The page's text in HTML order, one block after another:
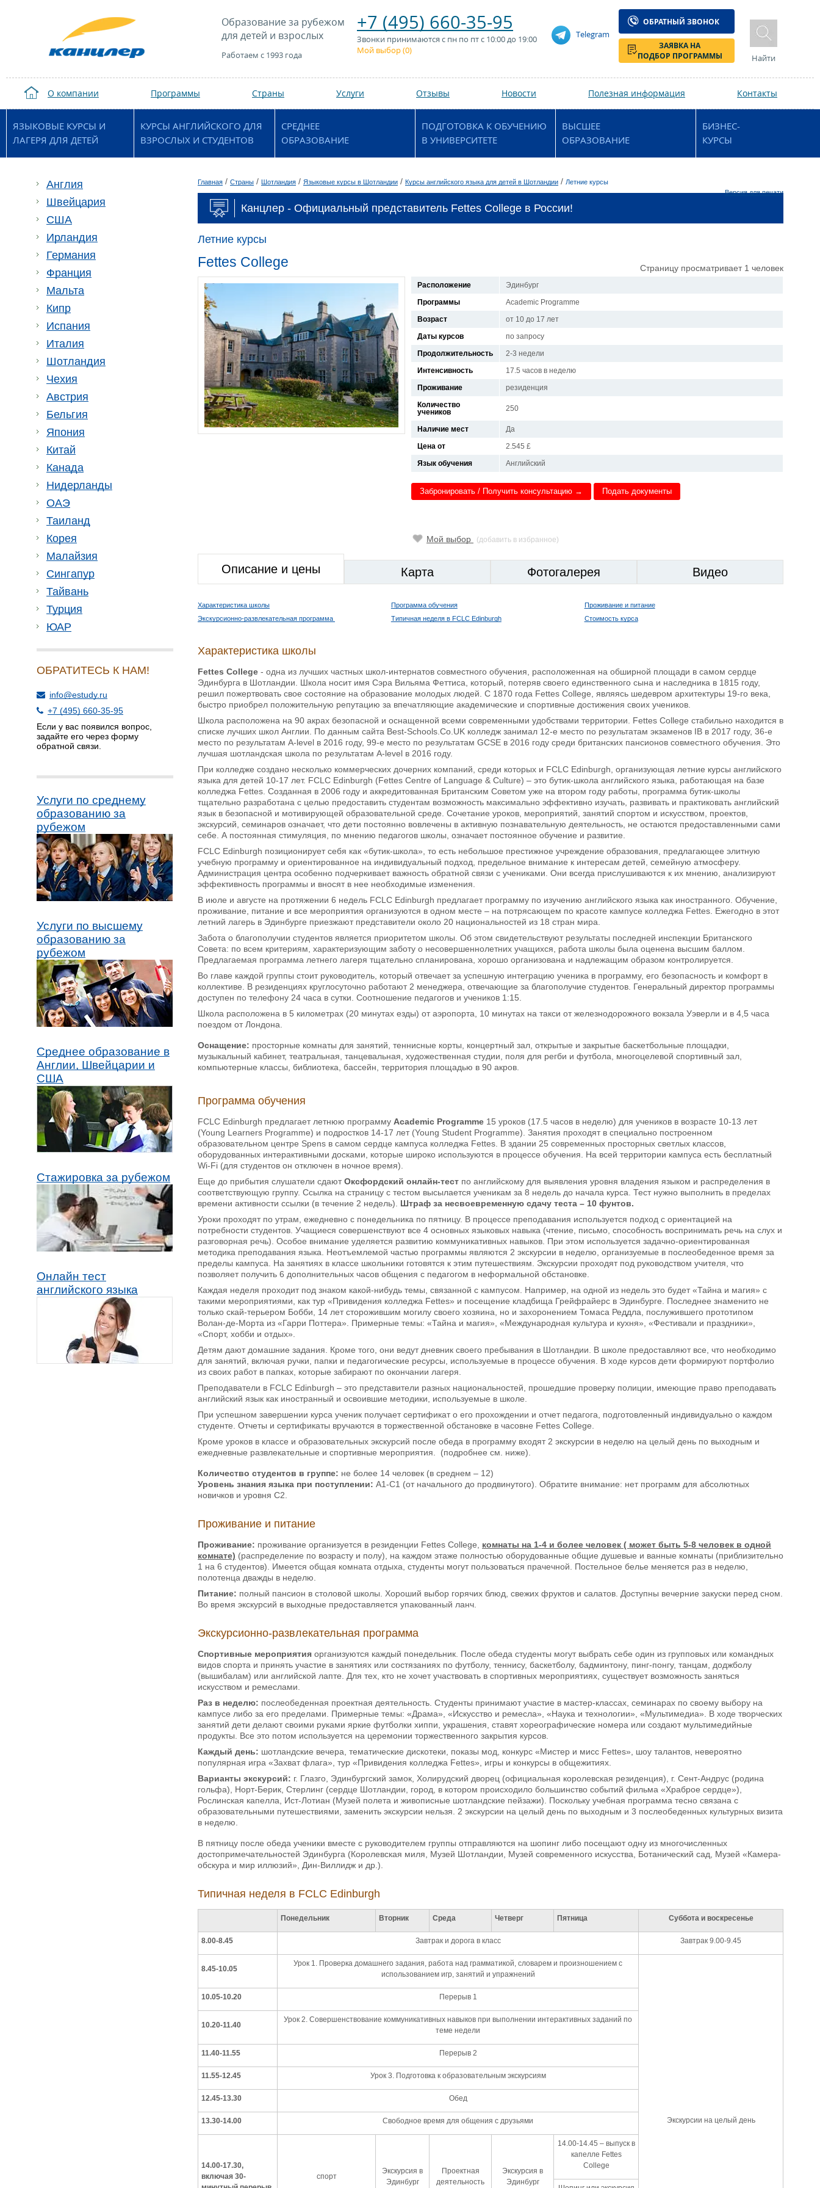
Образование за рубежом
для детей и взрослых
Работаем с 1993 года
+7 (495) 660-35-95
Звонки принимаются с пн по пт с 10:00 до 19:00
Мой выбор (0)
Telegram
ОБРАТНЫЙ ЗВОНОК
ЗАЯВКА НА
ПОДБОР ПРОГРАММЫ
Найти
О компании Программы Страны Услуги Отзывы Новости Полезная информация Контакты
ЯЗЫКОВЫЕ КУРСЫ И
ЛАГЕРЯ ДЛЯ ДЕТЕЙ
КУРСЫ АНГЛИЙСКОГО ДЛЯ
ВЗРОСЛЫХ И СТУДЕНТОВ
СРЕДНЕЕ
ОБРАЗОВАНИЕ
ПОДГОТОВКА К ОБУЧЕНИЮ
В УНИВЕРСИТЕТЕ
ВЫСШЕЕ
ОБРАЗОВАНИЕ
БИЗНЕС-
КУРСЫ
Англия
Швейцария
США
Ирландия
Германия
Франция
Мальта
Кипр
Испания
Италия
Шотландия
Чехия
Австрия
Бельгия
Япония
Китай
Канада
Нидерланды
ОАЭ
Таиланд
Корея
Малайзия
Сингапур
Тайвань
Турция
ЮАР
ОБРАТИТЕСЬ К НАМ!
info@estudy.ru
+7 (495) 660-35-95
Если у вас появился вопрос,
задайте его через форму
обратной связи.
Услуги по среднему
образованию за
рубежом
Услуги по высшему
образованию за
рубежом
Среднее образование в
Англии, Швейцарии и
США
Стажировка за рубежом
Онлайн тест
английского языка
Главная / Страны / Шотландия / Языковые курсы в Шотландии / Курсы английского языка для детей в Шотландии / Летние курсы
Версия для печати
Канцлер - Официальный представитель Fettes College в России!
Летние курсы
Fettes College Страницу просматривает 1 человек
Расположение
Эдинбург
Программы
Academic Programme
Возраст
от 10 до 17 лет
Даты курсов
по запросу
Продолжительность
2-3 недели
Интенсивность
17.5 часов в неделю
Проживание
резиденция
Количество
учеников
250
Наличие мест
Да
Цена от
2.545 £
Язык обучения
Английский
Забронировать / Получить консультацию → Подать документы
Мой выбор (добавить в избранное)
Описание и цены Карта Фотогалерея Видео
Характеристика школы Программа обучения
Проживание и питание
Экскурсионно-развлекательная программа
Типичная неделя в FCLC Edinburgh Стоимость курса
Характеристика школы
Fettes College - одна из лучших частных школ-интернатов совместного обучения, расположенная на обширной площади в самом сердце
Эдинбурга в Шотландии. Школа носит имя Сэра Вильяма Феттиса, который, потеряв своего единственного сына и наследника в 1815 году,
решил пожертвовать свое состояние на образование молодых людей. С 1870 года Fettes College, являясь шедевром архитектуры 19-го века,
быстро приобрел положительную репутацию за впечатляющие академические и спортивные достижения своих учеников.
Школа расположена на 90 акрах безопасной и оснащенной всеми современными удобствами территории. Fettes College стабильно находится в
списке лучших школ Англии. По данным сайта Best-Schools.Co.UK колледж занимал 12-е место по результатам экзаменов IB в 2017 году, 36-е
место по результатам A-level в 2016 году, 99-е место по результатам GCSE в 2016 году среди британских пансионов совместного обучения. Это
лучшая шотландская школа по результатам A-level в 2016 году.
При колледже создано несколько коммерческих дочерних компаний, среди которых и FCLC Edinburgh, организующая летние курсы английского
языка для детей 10-17 лет. FCLC Edinburgh (Fettes Centre of Language & Culture) – это бутик-школа английского языка, работающая на базе
колледжа Fettes. Созданная в 2006 году и аккредитованная Британским Советом уже на втором году работы, программа бутик-школы
тщательно разработана с целью предоставить студентам возможность максимально эффективно изучать, развивать и практиковать английский
язык в безопасной и мотивирующей образовательной среде. Сочетание уроков, мероприятий, занятий спортом и искусством, проектов,
экскурсий, семинаров означает, что дети постоянно вовлечены в активную познавательную деятельность, не остаются предоставленными сами
себе. А постоянная стимуляция, по мнению педагогов школы, означает постоянное обучение и развитие.
FCLC Edinburgh позиционирует себя как «бутик-школа», то есть небольшое престижное учреждение образования, предлагающее элитную
учебную программу и ориентированное на индивидуальный подход, предельное внимание к интересам детей, семейную атмосферу.
Администрация центра особенно подчеркивает важность обратной связи с учениками. Они всегда прислушиваются к их мнению, анализируют
эффективность программы и вносят в нее необходимые изменения.
В июле и августе на протяжении 6 недель FCLC Edinburgh предлагает программу по изучению английского языка как иностранного. Обучение,
проживание, питание и все мероприятия организуются в одном месте – на потрясающем по красоте кампусе колледжа Fettes. Ежегодно в этот
летний лагерь в Эдинбурге приезжают представители около 20 национальностей из 18 стран мира.
Забота о благополучии студентов является приоритетом школы. Об этом свидетельствуют результаты последней инспекции Британского
Совета: по всем критериям, характеризующим заботу о несовершеннолетних учащихся, работа школы была оценена высшим баллом.
Предлагаемая программа летнего лагеря тщательно спланирована, хорошо организована и надлежащим образом контролируется.
Во главе каждой группы стоит руководитель, который отвечает за успешную интеграцию ученика в программу, его безопасность и комфорт в
коллективе. В резиденциях круглосуточно работают 2 менеджера, отвечающие за благополучие студентов. Генеральный директор программы
доступен по телефону 24 часа в сутки. Соотношение педагогов и учеников 1:15.
Школа расположена в 5 километрах (20 минутах езды) от аэропорта, 10 минутах на такси от железнодорожного вокзала Уэверли и в 4,5 часа
поездом от Лондона.
Оснащение: просторные комнаты для занятий, теннисные корты, концертный зал, открытые и закрытые баскетбольные площадки,
музыкальный кабинет, театральная, танцевальная, художественная студии, поля для регби и футбола, многоцелевой спортивный зал,
компьютерные классы, библиотека, бассейн, территория площадью в 90 акров.
Программа обучения
FCLC Edinburgh предлагает летнюю программу Academic Programme 15 уроков (17.5 часов в неделю) для учеников в возрасте 10-13 лет
(Young Learners Programme) и подростков 14-17 лет (Young Student Programme). Занятия проходят в специально построенном
образовательном центре Spens в самом сердце кампуса колледжа Fettes. В здании 25 современных просторных светлых классов,
оборудованных интерактивными досками, которые широко используются в процессе обучения. На всей территории кампуса есть бесплатный
Wi-Fi (для студентов он отключен в ночное время).
Еще до прибытия слушатели сдаютОксфордский онлайн-тест по английскому для выявления уровня владения языком и распределения в
соответствующую группу. Ссылка на страницу с тестом высылается ученикам за 8 недель до начала курса. Тест нужно выполнить в пределах
времени активности ссылки (в течение 2 недель). Штраф за несвоевременную сдачу теста – 10 фунтов.
Уроки проходят по утрам, ежедневно с понедельника по пятницу. В процессе преподавания используется подход с ориентацией на
потребности студентов. Учащиеся совершенствуют все 4 основных языковых навыка (чтение, письмо, способность воспринимать речь на слух и
разговорная речь). Особое внимание уделяется развитию коммуникативных навыков. При этом используется задачно-ориентированная
методика преподавания языка. Неотъемлемой частью программы являются 2 экскурсии в неделю, организуемые в послеобеденное время за
пределы кампуса. На занятиях в классе школьники готовятся к этим путешествиям. Экскурсии проходят под руководством учителя, что
позволяет получить 6 дополнительных часов общения с педагогом в неформальной обстановке.
Каждая неделя проходит под знаком какой-нибудь темы, связанной с кампусом. Например, на одной из недель это будет «Тайна и магия» с
такими мероприятиями, как тур «Привидения колледжа Fettes» и посещение кладбища Грейфрайерс в Эдинбурге. Последнее знаменито не
только скай-терьером Бобби, 14 лет сторожившим могилу своего хозяина, но и захоронением Томаса Реддла, послужившего прототипом
Волан-де-Морта из «Гарри Поттера». Примерные темы: «Тайна и магия», «Международная культура и кухня», «Фестивали и праздники»,
«Спорт, хобби и отдых».
Детям дают домашние задания. Кроме того, они ведут дневник своего пребывания в Шотландии. В школе предоставляют все, что необходимо
для занятий, включая ручки, папки и педагогические ресурсы, используемые в процессе обучения. В ходе курсов дети формируют портфолио
из своих работ в папках, которые забирают по окончании лагеря.
Преподаватели в FCLC Edinburgh – это представители разных национальностей, прошедшие проверку полиции, имеющие право преподавать
английский язык как иностранный и освоившие методики, используемые в школе.
При успешном завершении курса ученик получает сертификат о его прохождении и отчет педагога, подготовленный индивидуально о каждом
студенте. Отчеты и сертификаты вручаются в торжественной обстановке в часовне Fettes College.
Кроме уроков в классе и образовательных экскурсий после обеда в программу входят 2 экскурсии в неделю на целый день по выходным и
ежедневные развлекательные и спортивные мероприятия. (подробнее см. ниже).
Количество студентов в группе: не более 14 человек (в среднем – 12)
Уровень знания языка при поступлении: А1-С1 (от начального до продвинутого). Обратите внимание: нет программ для абсолютных
новичков и уровня С2.
Проживание и питание
Проживание: проживание организуется в резиденции Fettes College, комнаты на 1-4 и более человек ( может быть 5-8 человек в одной
комнате) (распределение по возрасту и полу), на каждом этаже полностью оборудованные общие душевые и ванные комнаты (приблизительно
1 на 6 студентов). Имеется общая комната отдыха, студенты могут пользоваться прачечной. Постельное белье меняется раз в неделю,
полотенца дважды в неделю.
Питание: полный пансион в столовой школы. Хороший выбор горячих блюд, свежих фруктов и салатов. Доступны вечерние закуски перед сном.
Во время экскурсий в выходные предоставляется упакованный ланч.
Экскурсионно-развлекательная программа
Спортивные мероприятия организуются каждый понедельник. После обеда студенты могут выбрать себе один из групповых или командных
видов спорта и принять участие в занятиях или состязаниях по футболу, теннису, баскетболу, бадминтону, пинг-понгу, танцам, доджболу
(вышибалам) или английской лапте. Для тех, кто не хочет участвовать в спортивных мероприятиях, существует возможность заняться
искусством и ремеслами.
Раз в неделю: послеобеденная проектная деятельность. Студенты принимают участие в мастер-классах, семинарах по своему выбору на
кампусе либо за его пределами. Примерные темы: «Драма», «Искусство и ремесла», «Наука и технологии», «Мультимедиа». В ходе творческих
занятий дети делают своими руками яркие футболки хиппи, украшения, ставят хореографические номера или создают мультимедийные
продукты. Все это потом используется на церемонии торжественного закрытия курсов.
Каждый день: шотландские вечера, тематические дискотеки, показы мод, конкурс «Мистер и мисс Fettes», шоу талантов, невероятно
популярная игра «Захват флага», тур «Привидения колледжа Fettes», игры и конкурсы в общежитиях.
Варианты экскурсий: г. Глазго, Эдинбургский замок, Холирудский дворец (официальная королевская резиденция), г. Сент-Андрус (родина
гольфа), Норт-Берик, Стерлинг (сердце Шотландии, город, в котором происходило большинство событий фильма «Храброе сердце»),
Рослинская капелла, Ист-Лотиан (Музей полета и живописные шотландские пейзажи). Поскольку учебная программа тесно связана с
образовательными путешествиями, заменить экскурсии нельзя. 2 экскурсии на целый день по выходным и 3 послеобеденных культурных визита
в неделю.
В пятницу после обеда ученики вместе с руководителем группы отправляются на шопинг либо посещают одну из многочисленных
достопримечательностей Эдинбурга (Королевская миля, Музей Шотландии, Музей современного искусства, Ботанический сад, Музей «Камера-
обскура и мир иллюзий», Дин-Виллидж и др.).
Типичная неделя в FCLC Edinburgh
Понедельник Вторник Среда Четверг Пятница Суббота и воскресенье
8.00-8.45 Завтрак и дорога в класс Завтрак 9.00-9.45
8.45-10.05
Урок 1. Проверка домашнего задания, работа над грамматикой, словарем и произношением с
использованием игр, занятий и упражнений
Экскурсии на целый день
10.05-10.20 Перерыв 1
10.20-11.40
Урок 2. Совершенствование коммуникативных навыков при выполнении интерактивных заданий по
теме недели
11.40-11.55 Перерыв 2
11.55-12.45 Урок 3. Подготовка к образовательным экскурсиям
12.45-13.30 Обед
13.30-14.00 Свободное время для общения с друзьями
14.00-17.30,
включая 30-
спорт
Экскурсия в
Эдинбург
Проектная
деятельность
Экскурсия в
Эдинбург
14.00-14.45 – выпуск в
капелле Fettes
College